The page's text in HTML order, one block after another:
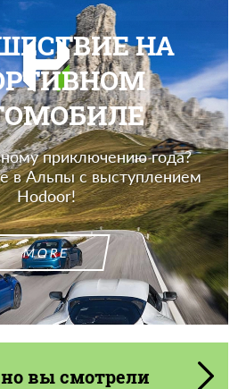
НА
приключению года?
в Альпы с выступлением
Hodoor!
MORE
вы смотрели